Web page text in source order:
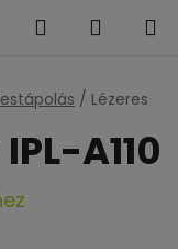
KeresésKOSÁR
/ Lézeres
A110